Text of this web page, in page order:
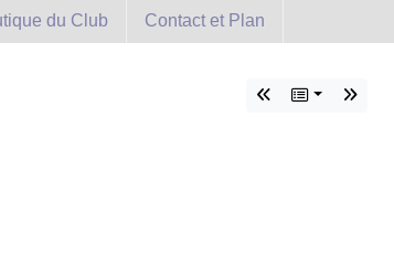
du Club Contact et Plan